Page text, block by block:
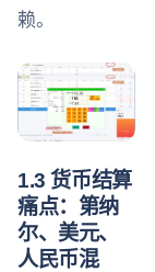
赖。
1.3 货币结算
痛点：第纳
尔、美元、
人民币混